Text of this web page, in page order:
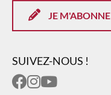
JE M'ABONNE
SUIVEZ-NOUS !